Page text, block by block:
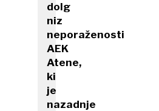
dolg
niz
neporaženosti
AEK
Atene,
ki
je
nazadnje